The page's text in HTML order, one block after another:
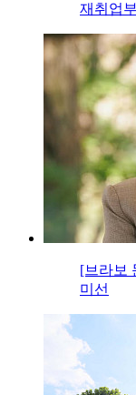
재취업
[브라보
미선